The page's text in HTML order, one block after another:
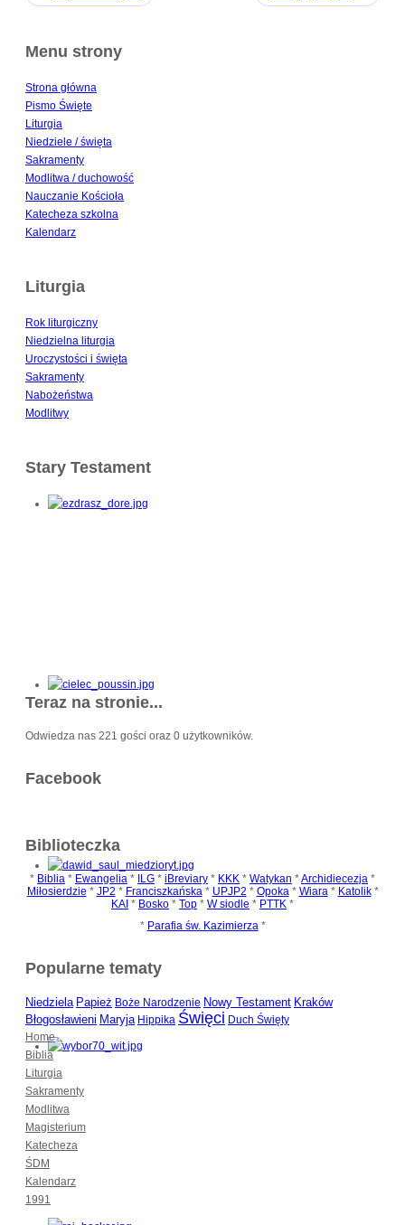
Menu strony
Strona główna
Pismo Święte
Liturgia
Niedziele / święta
Sakramenty
Modlitwa / duchowość
Nauczanie Kościoła
Katecheza szkolna
Kalendarz
Liturgia
Rok liturgiczny
Niedzielna liturgia
Uroczystości i święta
Sakramenty
Nabożeństwa
Modlitwy
Stary Testament
Teraz na stronie...
Odwiedza nas 221 gości oraz 0 użytkowników.
Facebook
Biblioteczka
* Biblia * Ewangelia * ILG * iBreviary * KKK * Watykan *Archidiecezja *
Miłosierdzie * JP2 * Franciszkańska * UPJP2 * Opoka * Wiara * Katolik*
KAI * Bosko * Top * W siodle * PTTK *
* Parafia św. Kazimierza *
Popularne tematy
Niedziela Papież Boże Narodzenie Nowy Testament Kraków
Błogosławieni Maryja Hippika Święci Duch Święty
Home
Biblia
Liturgia
Sakramenty
Modlitwa
Magisterium
Katecheza
ŚDM
Kalendarz
1991